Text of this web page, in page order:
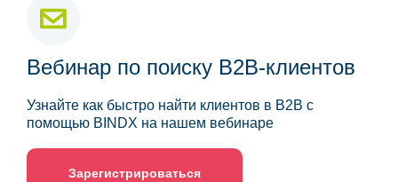
Вебинар по поиску B2B-клиентов
Узнайте как быстро найти клиентов в B2B с
помощью BINDX на нашем вебинаре
Зарегистрироваться